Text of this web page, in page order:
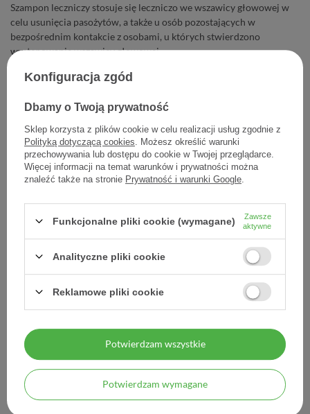
Szampon leczniczy stosuje się leczniczo we wszawicy głowowej w
celu usunięcia pasożytów, a także u osób pozostających w
bezpośrednim kontakcie z osobami, u których stwierdzono
występowanie wszawicy głowowej.
Cena jednostkowa 0,45 zł / szt.
- + Dodaj do koszyka
Dodaj do listy zakupowej
AFLOFARM FARMACJA POLSKA SP. Z O.O.
DOŚWIADCZENIE
Legalna apteka od 2006 r.
Konfiguracja zgód
Dbamy o Twoją prywatność
Sklep korzysta z plików cookie w celu realizacji usług zgodnie z
Polityką dotyczącą cookies . Możesz określić warunki
przechowywania lub dostępu do cookie w Twojej przeglądarce.
Więcej informacji na temat warunków i prywatności można
znaleźć także na stronie Prywatność i warunki Google
Funkcjonalne pliki cookie (wymagane)
Zawsze
aktywne
Analityczne pliki cookie
Reklamowe pliki cookie
Potwierdzam wymagane
Potwierdzam wszystkie